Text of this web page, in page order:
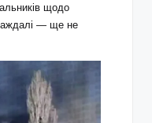
щодо
— ще не